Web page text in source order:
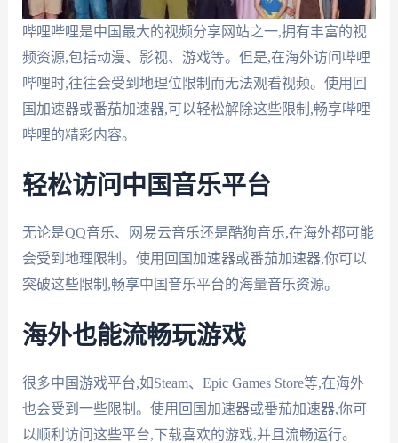
哔哩哔哩是中国最大的视频分享网站之一,拥有丰富的视
频资源,包括动漫、影视、游戏等。但是,在海外访问哔哩
哔哩时,往往会受到地理位限制而无法观看视频。使用回
国加速器或番茄加速器,可以轻松解除这些限制,畅享哔哩
哔哩的精彩内容。
轻松访问中国音乐平台
无论是QQ音乐、网易云音乐还是酷狗音乐,在海外都可能
会受到地理限制。使用回国加速器或番茄加速器,你可以
突破这些限制,畅享中国音乐平台的海量音乐资源。
海外也能流畅玩游戏
很多中国游戏平台,如Steam、Epic Games Store等,在海外
也会受到一些限制。使用回国加速器或番茄加速器,你可
以顺利访问这些平台,下载喜欢的游戏,并且流畅运行。